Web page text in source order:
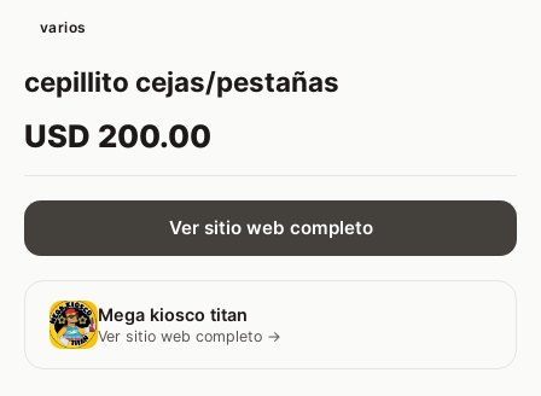
varios
cepillito cejas/pestañas
USD 200.00
Ver sitio web completo
Mega kiosco titan
Ver sitio web completo →